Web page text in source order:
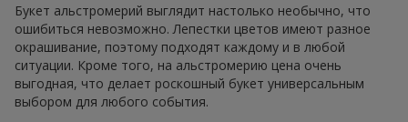
Букет альстромерий выглядит настолько необычно, что
ошибиться невозможно. Лепестки цветов имеют разное
окрашивание, поэтому подходят каждому и в любой
ситуации. Кроме того, на альстромерию цена очень
выгодная, что делает роскошный букет универсальным
выбором для любого события.